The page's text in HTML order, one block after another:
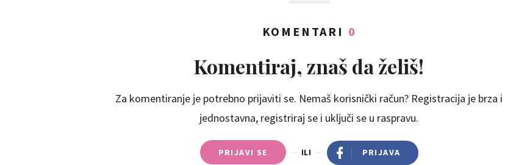
KOMENTARI 0
Komentiraj, znaš da želiš!
Za komentiranje je potrebno prijaviti se. Nemaš korisnički račun? Registracija je brza i
jednostavna, registriraj se i uključi se u raspravu.
PRIJAVI SE ILI PRIJAVA